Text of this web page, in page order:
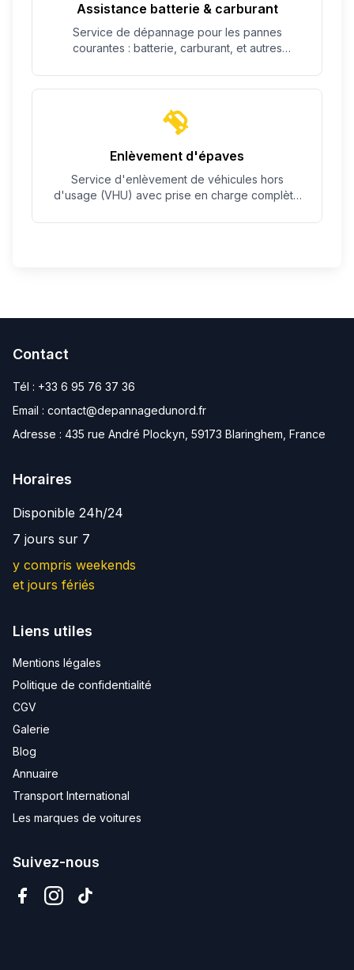
Assistance batterie & carburant
Service de dépannage pour les pannes
courantes : batterie, carburant, et autres
Enlèvement d'épaves
Service d'enlèvement de véhicules hors
d'usage (VHU) avec prise en charge complète
Contact
Tél : +33 6 95 76 37 36
Email : contact@depannagedunord.fr
Adresse : 435 rue André Plockyn, 59173 Blaringhem, France
Horaires
Disponible 24h/24
7 jours sur 7
y compris weekends
et jours fériés
Liens utiles
Mentions légales
Politique de confidentialité
CGV
Galerie
Blog
Annuaire
Transport International
Les marques de voitures
Suivez-nous